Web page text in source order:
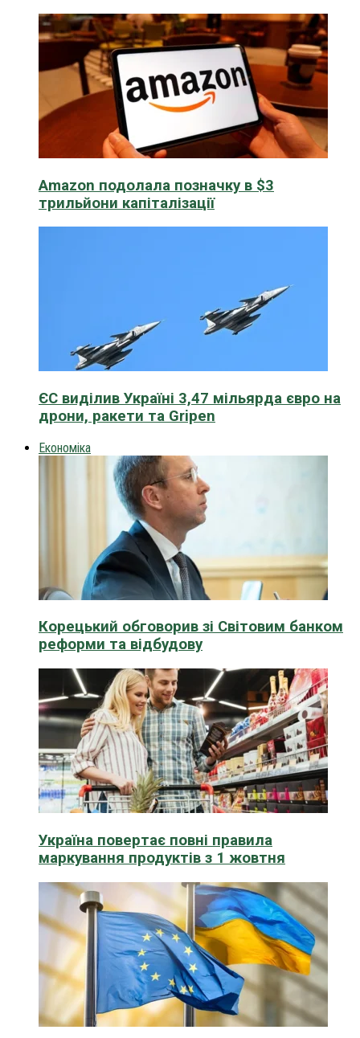
Amazon подолала позначку в $3
трильйони капіталізації
ЄС виділив Україні 3,47 мільярда євро на
дрони, ракети та Gripen
Економіка
Корецький обговорив зі Світовим банком
реформи та відбудову
Україна повертає повні правила
маркування продуктів з 1 жовтня